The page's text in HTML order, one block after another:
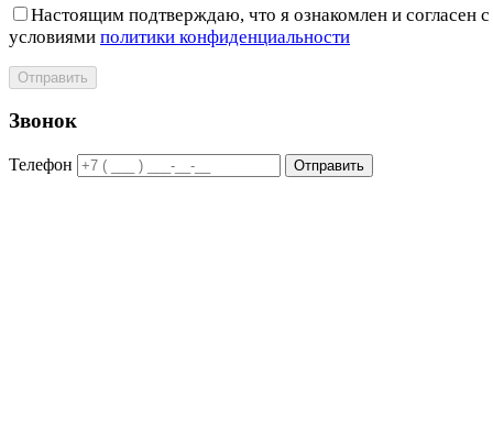
Настоящим подтверждаю, что я ознакомлен и согласен с
условиями политики конфиденциальности
Отправить
Звонок
Телефон Отправить